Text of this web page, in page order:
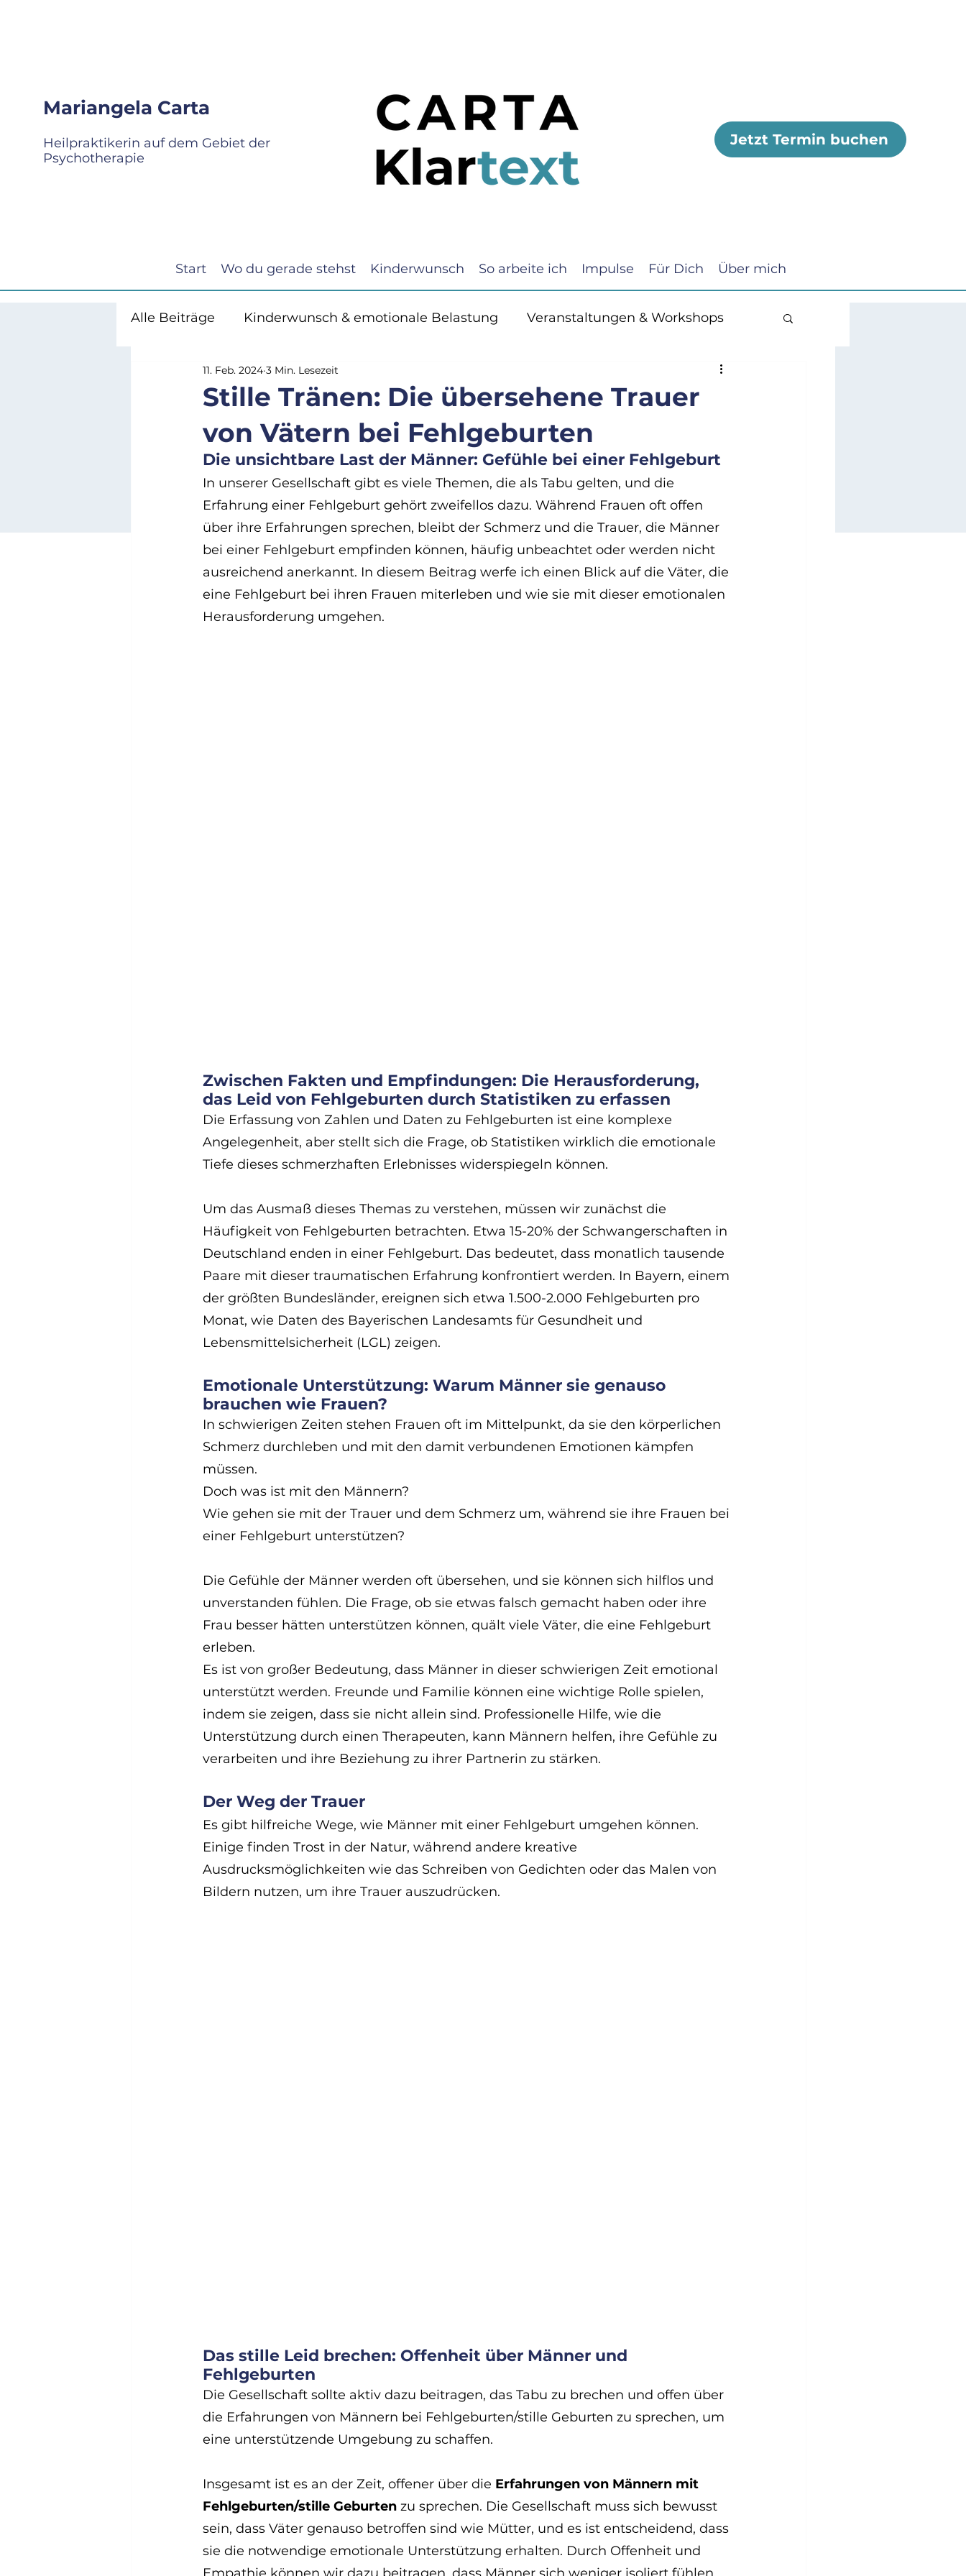
Mariangela Carta
Heilpraktikerin auf dem Gebiet der
Psychotherapie
Jetzt Termin buchen
Start Wo du gerade stehst Kinderwunsch So arbeite ich Impulse Für Dich Über mich
Alle Beiträge Kinderwunsch & emotionale Belastung Veranstaltungen & Workshops
Beziehungsmuster & Bindung Therapiemethoden & Coaching
Praxis & Orientierung Ängste & Nervensystem Trauer & Lebenskrisen
Funktionsmodus & Erschöpfung Selbstwert & Grenzen
Stille Tränen: Die übersehene Trauer
von Vätern bei Fehlgeburten
11. Feb. 2024 3 Min. Lesezeit
Die unsichtbare Last der Männer: Gefühle bei einer Fehlgeburt
In unserer Gesellschaft gibt es viele Themen, die als Tabu gelten, und die
Erfahrung einer Fehlgeburt gehört zweifellos dazu. Während Frauen oft offen
über ihre Erfahrungen sprechen, bleibt der Schmerz und die Trauer, die Männer
bei einer Fehlgeburt empfinden können, häufig unbeachtet oder werden nicht
ausreichend anerkannt. In diesem Beitrag werfe ich einen Blick auf die Väter, die
eine Fehlgeburt bei ihren Frauen miterleben und wie sie mit dieser emotionalen
Herausforderung umgehen.
Zwischen Fakten und Empfindungen: Die Herausforderung,
das Leid von Fehlgeburten durch Statistiken zu erfassen
Die Erfassung von Zahlen und Daten zu Fehlgeburten ist eine komplexe
Angelegenheit, aber stellt sich die Frage, ob Statistiken wirklich die emotionale
Tiefe dieses schmerzhaften Erlebnisses widerspiegeln können.
Um das Ausmaß dieses Themas zu verstehen, müssen wir zunächst die
Häufigkeit von Fehlgeburten betrachten. Etwa 15-20% der Schwangerschaften in
Deutschland enden in einer Fehlgeburt. Das bedeutet, dass monatlich tausende
Paare mit dieser traumatischen Erfahrung konfrontiert werden. In Bayern, einem
der größten Bundesländer, ereignen sich etwa 1.500-2.000 Fehlgeburten pro
Monat, wie Daten des Bayerischen Landesamts für Gesundheit und
Lebensmittelsicherheit (LGL) zeigen.
Emotionale Unterstützung: Warum Männer sie genauso
brauchen wie Frauen?
In schwierigen Zeiten stehen Frauen oft im Mittelpunkt, da sie den körperlichen
Schmerz durchleben und mit den damit verbundenen Emotionen kämpfen
müssen.
Doch was ist mit den Männern?
Wie gehen sie mit der Trauer und dem Schmerz um, während sie ihre Frauen bei
einer Fehlgeburt unterstützen?
Die Gefühle der Männer werden oft übersehen, und sie können sich hilflos und
unverstanden fühlen. Die Frage, ob sie etwas falsch gemacht haben oder ihre
Frau besser hätten unterstützen können, quält viele Väter, die eine Fehlgeburt
erleben.
Es ist von großer Bedeutung, dass Männer in dieser schwierigen Zeit emotional
unterstützt werden. Freunde und Familie können eine wichtige Rolle spielen,
indem sie zeigen, dass sie nicht allein sind. Professionelle Hilfe, wie die
Unterstützung durch einen Therapeuten, kann Männern helfen, ihre Gefühle zu
verarbeiten und ihre Beziehung zu ihrer Partnerin zu stärken.
Der Weg der Trauer
Es gibt hilfreiche Wege, wie Männer mit einer Fehlgeburt umgehen können.
Einige finden Trost in der Natur, während andere kreative
Ausdrucksmöglichkeiten wie das Schreiben von Gedichten oder das Malen von
Bildern nutzen, um ihre Trauer auszudrücken.
Das stille Leid brechen: Offenheit über Männer und
Fehlgeburten
Die Gesellschaft sollte aktiv dazu beitragen, das Tabu zu brechen und offen über
die Erfahrungen von Männern bei Fehlgeburten/stille Geburten zu sprechen, um
eine unterstützende Umgebung zu schaffen.
Insgesamt ist es an der Zeit, offener über die Erfahrungen von Männern mit
Fehlgeburten/stille Geburten zu sprechen. Die Gesellschaft muss sich bewusst
sein, dass Väter genauso betroffen sind wie Mütter, und es ist entscheidend, dass
sie die notwendige emotionale Unterstützung erhalten. Durch Offenheit und